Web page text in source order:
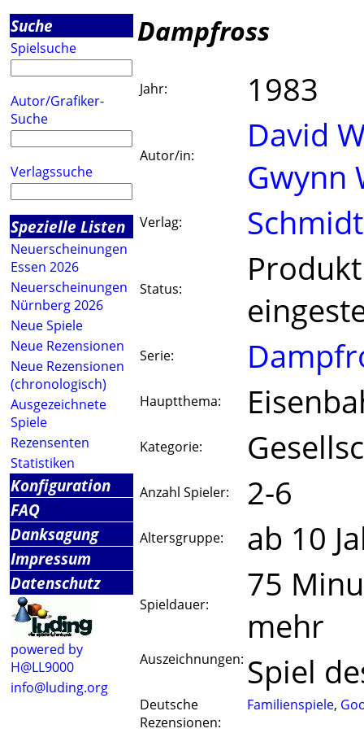
Suche
Spielsuche
Autor/Grafiker-
Suche
Verlagssuche
Spezielle Listen
Neuerscheinungen
Essen 2026
Neuerscheinungen
Nürnberg 2026
Neue Spiele
Neue Rezensionen
Neue Rezensionen
(chronologisch)
Ausgezeichnete
Spiele
Rezensenten
Statistiken
Konfiguration
FAQ
Danksagung
Impressum
Datenschutz
powered by
H@LL9000
info@luding.org
Dampfross
Jahr: 1983
Autor/in:
David
Gwynn
Verlag: Schmidt
Status:
Serie:
Hauptthema:
Kategorie:
Anzahl Spieler: 2-6
Altersgruppe: ab 10
Spieldauer:
75
mehr
Auszeichnungen: Spiel
Deutsche
Rezensionen:
Familienspiele,